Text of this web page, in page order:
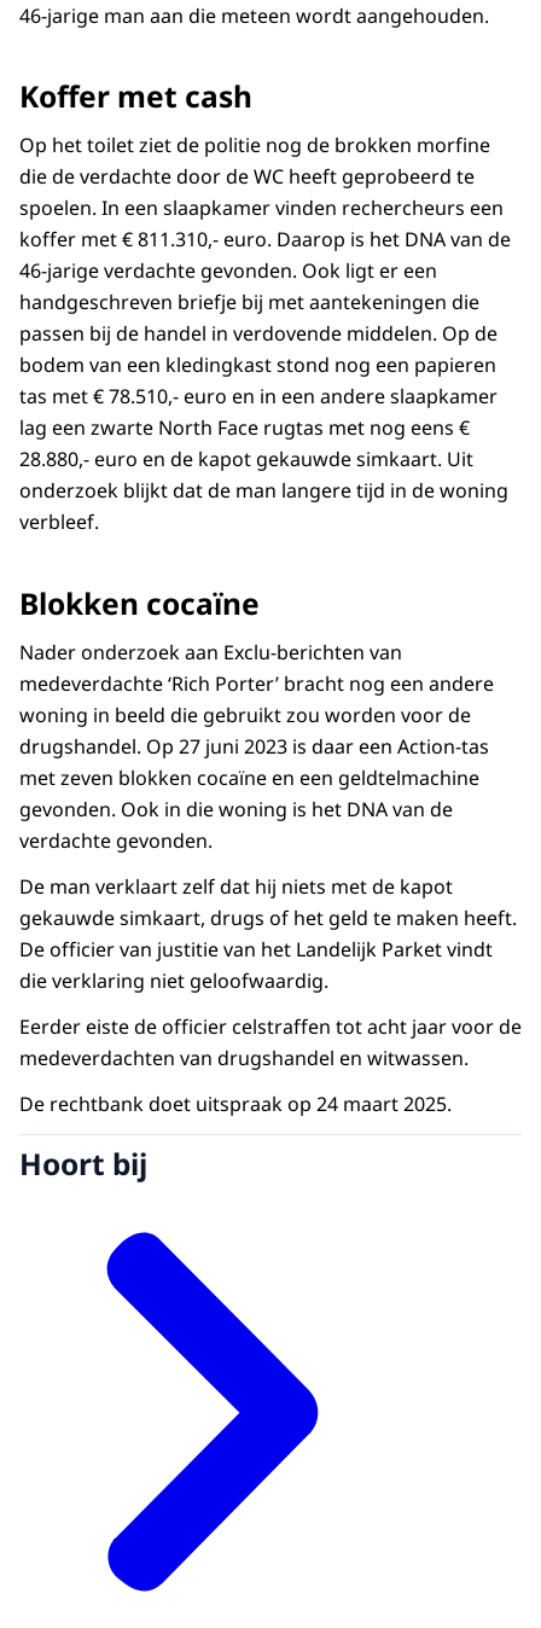
46-jarige man aan die meteen wordt aangehouden.
Koffer met cash
Op het toilet ziet de politie nog de brokken morfine
die de verdachte door de WC heeft geprobeerd te
spoelen. In een slaapkamer vinden rechercheurs een
koffer met € 811.310,- euro. Daarop is het DNA van de
46-jarige verdachte gevonden. Ook ligt er een
handgeschreven briefje bij met aantekeningen die
passen bij de handel in verdovende middelen. Op de
bodem van een kledingkast stond nog een papieren
tas met € 78.510,- euro en in een andere slaapkamer
lag een zwarte North Face rugtas met nog eens €
28.880,- euro en de kapot gekauwde simkaart. Uit
onderzoek blijkt dat de man langere tijd in de woning
verbleef.
Blokken cocaïne
Nader onderzoek aan Exclu-berichten van
medeverdachte ‘Rich Porter’ bracht nog een andere
woning in beeld die gebruikt zou worden voor de
drugshandel. Op 27 juni 2023 is daar een Action-tas
met zeven blokken cocaïne en een geldtelmachine
gevonden. Ook in die woning is het DNA van de
verdachte gevonden.
De man verklaart zelf dat hij niets met de kapot
gekauwde simkaart, drugs of het geld te maken heeft.
De officier van justitie van het Landelijk Parket vindt
die verklaring niet geloofwaardig.
Eerder eiste de officier celstraffen tot acht jaar voor de
medeverdachten van drugshandel en witwassen.
De rechtbank doet uitspraak op 24 maart 2025.
Hoort bij